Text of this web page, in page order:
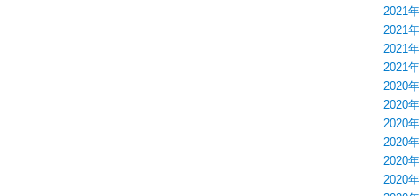
2021
2021
2021
2021
2020
2020
2020
2020
2020
2020